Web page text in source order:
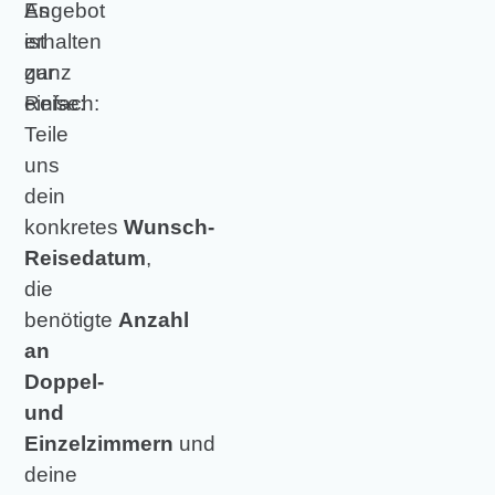
Es
ist
ganz
einfach:
Teile
uns
dein
konkretesWunsch-
Reisedatum,
die
benötigte Anzahl
an
Doppel-
und
Einzelzimmern und
deine
Angebot
erhalten
zur
Reise: